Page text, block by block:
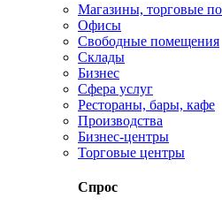
Магазины, торговые
Офисы
Свободные помещения
Склады
Бизнес
Сфера услуг
Рестораны, бары, кафе
Производства
Бизнес-центры
Торговые центры
Спрос